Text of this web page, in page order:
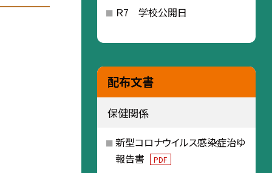
Ｒ7 学校公開日
配布文書
保健関係
新型コロナウイルス感染症治ゆ
報告書
PDF